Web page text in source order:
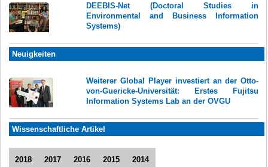
DEEBIS-Net (Doctoral Studies in
Environmental and Business Information
Systems)
Neuigkeiten
Weiterer Global Player investiert an der Otto-
von-Guericke-Universität: Erstes Fujitsu
Information Systems Lab an der OVGU
Wissenschaftliche Artikel
2018 2017 2016 2015 2014